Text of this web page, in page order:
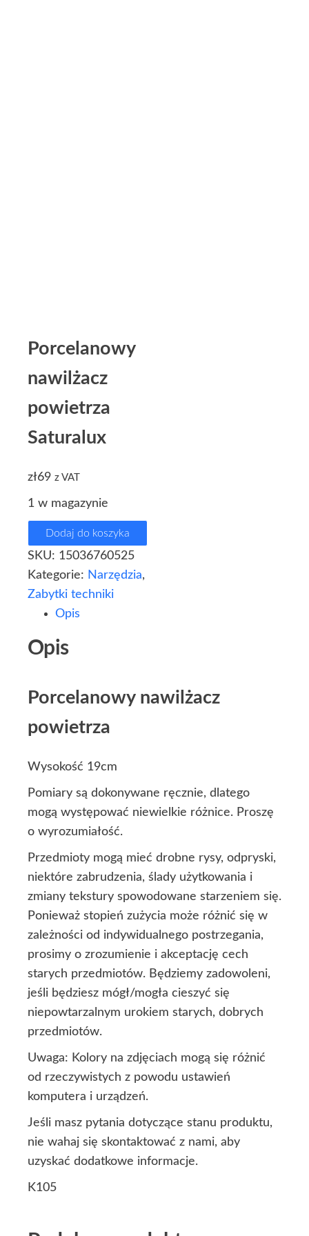
Porcelanowy
nawilżacz
powietrza
Saturalux
zł69 z VAT
1 w magazynie
Dodaj do koszyka
SKU: 15036760525
Kategorie: Narzędzia,
Zabytki techniki
Opis
Opis
Porcelanowy nawilżacz
powietrza
Wysokość 19cm
Pomiary są dokonywane ręcznie, dlatego
mogą występować niewielkie różnice. Proszę
o wyrozumiałość.
Przedmioty mogą mieć drobne rysy, odpryski,
niektóre zabrudzenia, ślady użytkowania i
zmiany tekstury spowodowane starzeniem się.
Ponieważ stopień zużycia może różnić się w
zależności od indywidualnego postrzegania,
prosimy o zrozumienie i akceptację cech
starych przedmiotów. Będziemy zadowoleni,
jeśli będziesz mógł/mogła cieszyć się
niepowtarzalnym urokiem starych, dobrych
przedmiotów.
Uwaga: Kolory na zdjęciach mogą się różnić
od rzeczywistych z powodu ustawień
komputera i urządzeń.
Jeśli masz pytania dotyczące stanu produktu,
nie wahaj się skontaktować z nami, aby
uzyskać dodatkowe informacje.
K105